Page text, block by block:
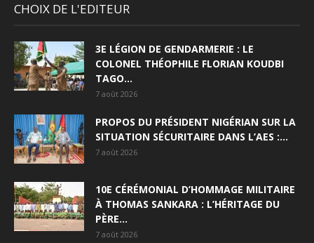
CHOIX DE L'EDITEUR
3E LÉGION DE GENDARMERIE : LE
COLONEL THÉOPHILE FLORIAN KOUDBI
TAGO...
7 août 2026
PROPOS DU PRÉSIDENT NIGÉRIAN SUR LA
SITUATION SÉCURITAIRE DANS L’AES :...
7 août 2026
10E CÉRÉMONIAL D’HOMMAGE MILITAIRE
À THOMAS SANKARA : L’HÉRITAGE DU
PÈRE...
7 août 2026